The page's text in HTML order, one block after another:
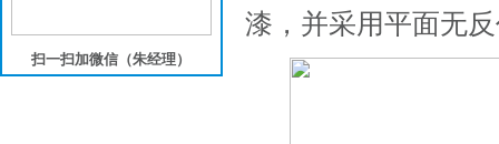
漆，并采用平面无
扫一扫加微信（朱经理）